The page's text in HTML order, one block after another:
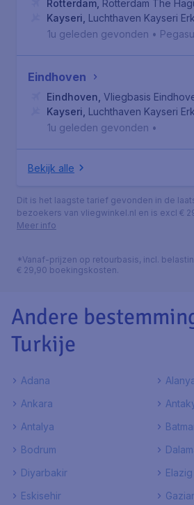
Rotterdam Rotterdam The
Kayseri Luchthaven Kayseri
1u geleden gevonden •
Eindhoven
Eindhoven Vliegbasis
Kayseri Luchthaven Kayseri
1u geleden gevonden •
Bekijk alle
Dit is het laagste tarief gevonden in de
bezoekers van vliegwinkel.nl en is excl €
Meer info
*Vanaf-prijzen op retourbasis, incl.
€ 29,90 boekingskosten.
Andere
Turkije
Adana
Ankara
Antalya
Bodrum
Diyarbakir
Elazig
Eskisehir